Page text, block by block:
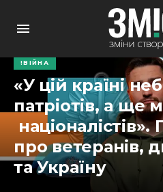
ВІЙНА
«У цій країні
патріотів, а ще
про ветеранів,
та Україну